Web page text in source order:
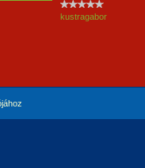
kustragabor